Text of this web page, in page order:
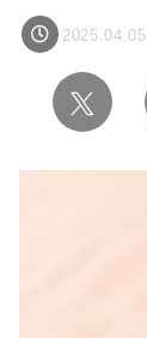
2025.04.05